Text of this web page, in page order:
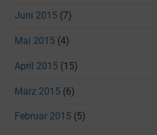
Juni 2015 (7)
Mai 2015 (4)
April 2015 (15)
März 2015 (6)
Februar 2015 (5)